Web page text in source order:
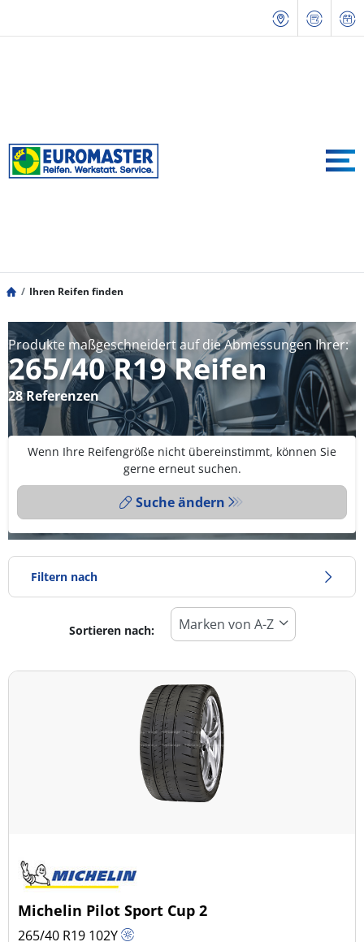
Ihren Reifen finden
Produkte maßgeschneidert auf die Abmessungen Ihrer:
265/40 R19 Reifen
28 Referenzen
Wenn Ihre Reifengröße nicht übereinstimmt, können Sie
gerne erneut suchen.
Suche ändern
Filtern nach
Reifentyp
Alle Arten (28)
Ganzjahresreifen (0)
Pkw (28)
Transporter (0)
Sortieren nach:
Michelin Pilot Sport Cup 2
265/40 R19 102Y